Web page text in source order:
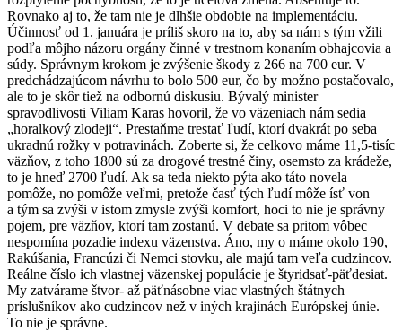
Rovnako aj to, že tam nie je dlhšie obdobie na implementáciu.
Účinnosť od 1. januára je príliš skoro na to, aby sa nám s tým vžili
podľa môjho názoru orgány činné v trestnom konaním obhajcovia a
súdy. Správnym krokom je zvýšenie škody z 266 na 700 eur. V
predchádzajúcom návrhu to bolo 500 eur, čo by možno postačovalo,
ale to je skôr tiež na odbornú diskusiu. Bývalý minister
spravodlivosti Viliam Karas hovoril, že vo väzeniach nám sedia
„horalkový zlodeji“. Prestaňme trestať ľudí, ktorí dvakrát po seba
ukradnú rožky v potravinách. Zoberte si, že celkovo máme 11,5-tisíc
väzňov, z toho 1800 sú za drogové trestné činy, osemsto za krádeže,
to je hneď 2700 ľudí. Ak sa teda niekto pýta ako táto novela
pomôže, no pomôže veľmi, pretože časť tých ľudí môže ísť von
a tým sa zvýši v istom zmysle zvýši komfort, hoci to nie je správny
pojem, pre väzňov, ktorí tam zostanú. V debate sa pritom vôbec
nespomína pozadie indexu väzenstva. Áno, my o máme okolo 190,
Rakúšania, Francúzi či Nemci stovku, ale majú tam veľa cudzincov.
Reálne číslo ich vlastnej väzenskej populácie je štyridsať-päťdesiat.
My zatvárame štvor- až päťnásobne viac vlastných štátnych
príslušníkov ako cudzincov než v iných krajinách Európskej únie.
To nie je správne.